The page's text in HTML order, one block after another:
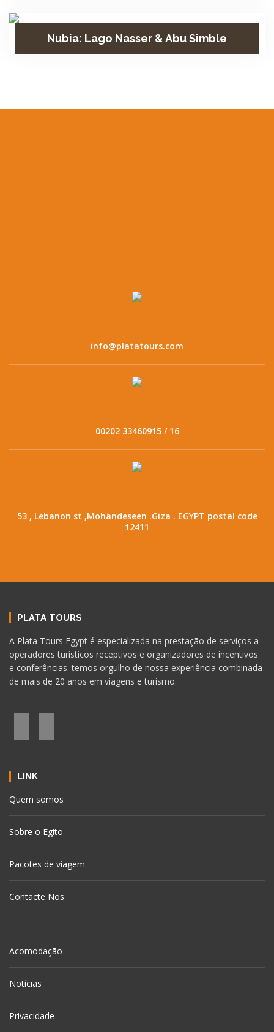
Nubia: Lago Nasser & Abu Simble
info@platatours.com
00202 33460915 / 16
53 , Lebanon st ,Mohandeseen .Giza . EGYPT postal code
12411
PLATA TOURS
A Plata Tours Egypt é especializada na prestação de serviços a
operadores turísticos receptivos e organizadores de incentivos
e conferências. temos orgulho de nossa experiência combinada
de mais de 20 anos em viagens e turismo.
LINK
Quem somos
Sobre o Egito
Pacotes de viagem
Contacte Nos
Acomodação
Notícias
Privacidade